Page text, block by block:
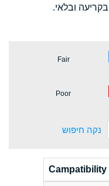
ובלאי.
Fair
Poor
נקה חיפוש
Campatibility